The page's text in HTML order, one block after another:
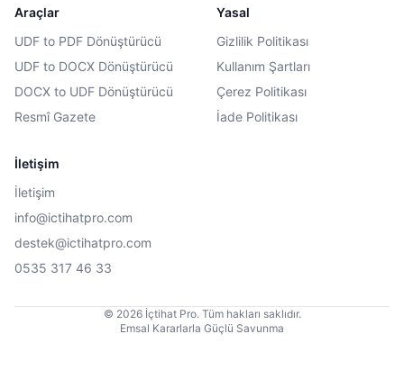
Araçlar
UDF to PDF Dönüştürücü
UDF to DOCX Dönüştürücü
DOCX to UDF Dönüştürücü
Resmî Gazete
Yasal
Gizlilik Politikası
Kullanım Şartları
Çerez Politikası
İade Politikası
İletişim
İletişim
info@ictihatpro.com
destek@ictihatpro.com
0535 317 46 33
© 2026 İçtihat Pro. Tüm hakları saklıdır.
Emsal Kararlarla Güçlü Savunma